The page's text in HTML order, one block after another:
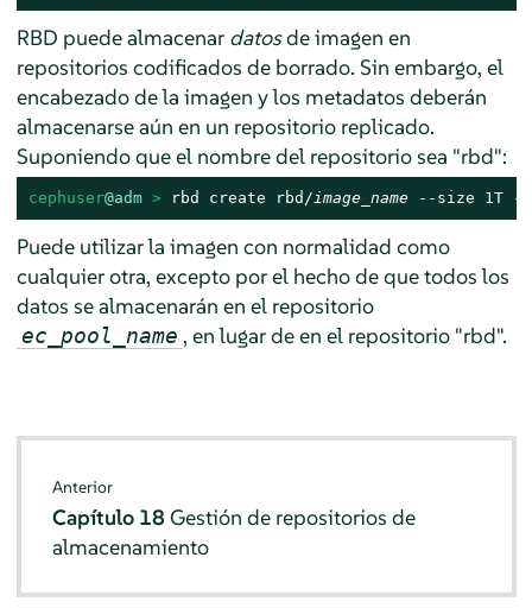
RBD puede almacenar datosde imagen en
repositorios codificados de borrado. Sin embargo, el
encabezado de la imagen y los metadatos deberán
almacenarse aún en un repositorio replicado.
Suponiendo que el nombre del repositorio sea "rbd":
cephuser@adm > rbd create rbd/image_name --size 1T
Puede utilizar la imagen con normalidad como
cualquier otra, excepto por el hecho de que todos los
datos se almacenarán en el repositorio
ec_pool_name , en lugar de en el repositorio "rbd".
Anterior
Capítulo 18Gestión de repositorios de
almacenamiento